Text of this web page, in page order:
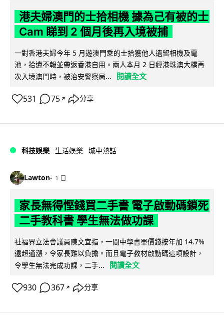
港夫婦澳門的士拾相機 據為己有被的士
Cam 睇到 2 個月後再入境被捕
一對香港夫婦今年 5 月遊澳門乘的士拾獲他人遺留相機及電
池，拾遺不報並帶返香港自用。兩人本月 2 日經港珠澳大橋再
次入境澳門時，被治安警察局...
閱讀全文
531 75 ↗ 分享
科技娛樂 生活娛樂 城中熱話
Lawton 1 日
家長無得慳錢買二手書 電子啟動碼鎖死
二手教科書 學生無法做功課
社福界立法會議員陳文宜指，一間中學書單價錢按年加 14.7%
遠超通漲，令家長難以負擔。而且電子教材啟動碼這項設計，
令學生無法完成功課，二手...
閱讀全文
930 367 ↗ 分享